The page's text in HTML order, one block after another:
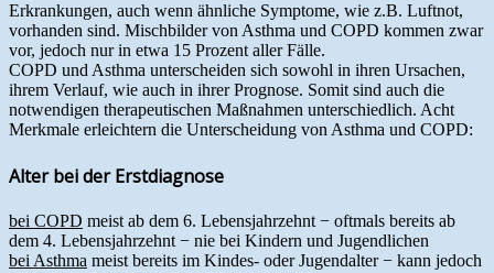
Erkrankungen, auch wenn ähnliche Symptome, wie z.B. Luftnot,
vorhanden sind. Mischbilder von Asthma und COPD kommen zwar
vor, jedoch nur in etwa 15 Prozent aller Fälle.
COPD und Asthma unterscheiden sich sowohl in ihren Ursachen,
ihrem Verlauf, wie auch in ihrer Prognose. Somit sind auch die
notwendigen therapeutischen Maßnahmen unterschiedlich. Acht
Merkmale erleichtern die Unterscheidung von Asthma und COPD:
Alter bei der Erstdiagnose
bei COPD meist ab dem 6. Lebensjahrzehnt − oftmals bereits ab
dem 4. Lebensjahrzehnt − nie bei Kindern und Jugendlichen
bei Asthma meist bereits im Kindes- oder Jugendalter − kann jedoch